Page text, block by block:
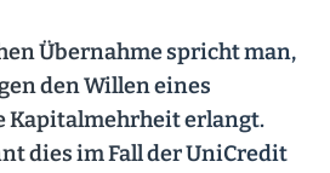
Übernahme spricht man,
den Willen eines
Kapitalmehrheit erlangt.
dies im Fall der UniCredit